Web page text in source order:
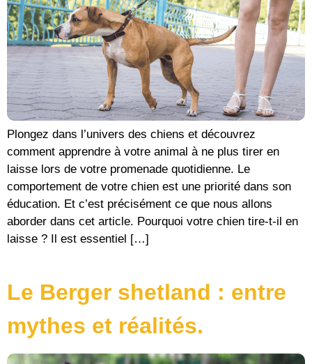
Plongez dans l’univers des chiens et découvrez
comment apprendre à votre animal à ne plus tirer en
laisse lors de votre promenade quotidienne. Le
comportement de votre chien est une priorité dans son
éducation. Et c’est précisément ce que nous allons
aborder dans cet article. Pourquoi votre chien tire-t-il en
laisse ? Il est essentiel […]
Le Berger shetland : entre
mythes et réalités.